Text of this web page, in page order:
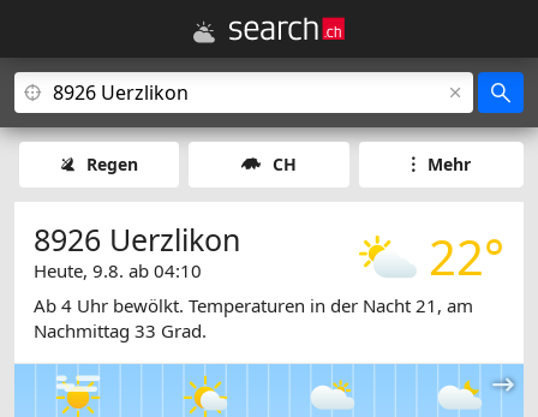
Regen CH Mehr
22°
8926 Uerzlikon
Heute, 9.8. ab 04:10
Ab 4 Uhr bewölkt. Temperaturen in der Nacht 21, am
Nachmittag 33 Grad.